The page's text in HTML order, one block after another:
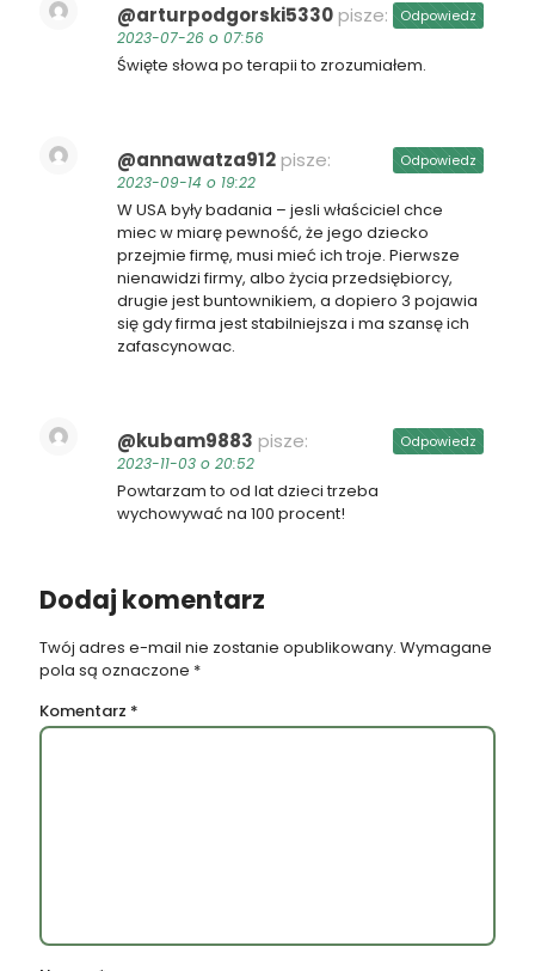
@arturpodgorski5330pisze:
2023-07-26 o 07:56
Święte słowa po terapii to zrozumiałem.
Odpowiedz
@annawatza912pisze:
2023-09-14 o 19:22
W USA były badania – jesli właściciel chce
miec w miarę pewność, że jego dziecko
przejmie firmę, musi mieć ich troje. Pierwsze
nienawidzi firmy, albo życia przedsiębiorcy,
drugie jest buntownikiem, a dopiero 3 pojawia
się gdy firma jest stabilniejsza i ma szansę ich
zafascynowac.
Odpowiedz
@kubam9883 pisze:
2023-11-03 o 20:52
Powtarzam to od lat dzieci trzeba
wychowywać na 100 procent!
Odpowiedz
Dodaj komentarz
Twój adres e-mail nie zostanie opublikowany. Wymagane
pola są oznaczone *
Komentarz *